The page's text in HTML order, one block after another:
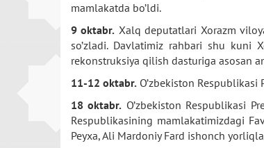
mamlakatda bo’ldi.
9 oktabr. Xalq deputatlari Xorazm
so’zladi. Davlatimiz rahbari shu kuni
rekonstruksiya qilish dasturiga asosan
11-12 oktabr. O’zbekiston
18 oktabr. O’zbekiston Respublikasi
Respublikasining mamlakatimizdagi
Peyxa, Ali Mardoniy Fard ishonch